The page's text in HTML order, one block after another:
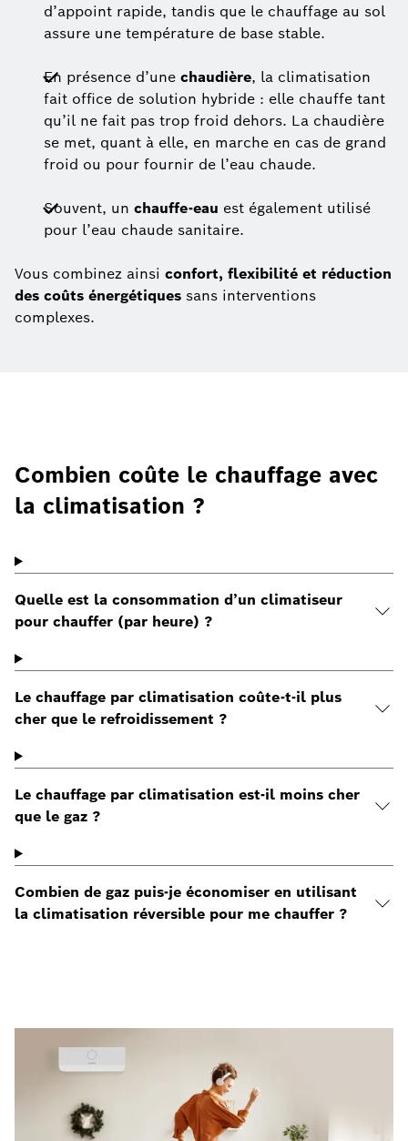
d’appoint rapide, tandis que le chauffage au sol
assure une température de base stable.
En présence d’une chaudière, la climatisation
fait office de solution hybride : elle chauffe tant
qu’il ne fait pas trop froid dehors. La chaudière
se met, quant à elle, en marche en cas de grand
froid ou pour fournir de l’eau chaude.
Souvent, un chauffe-eau est également utilisé
pour l’eau chaude sanitaire.
Vous combinez ainsi confort, flexibilité et réduction
des coûts énergétiques sans interventions
complexes.
Combien coûte le chauffage avec
la climatisation ?
Quelle est la consommation d’un climatiseur
pour chauffer (par heure) ?
Le chauffage par climatisation coûte-t-il plus
cher que le refroidissement ?
Le chauffage par climatisation est-il moins cher
que le gaz ?
Combien de gaz puis-je économiser en utilisant
la climatisation réversible pour me chauffer ?